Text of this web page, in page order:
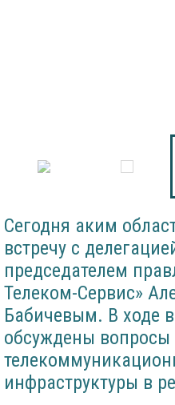
Сегодня аким
встречу с
председателем
Телеком-Сервис»
Бабичевым. В ходе
обсуждены вопросы
инфраструктуры в